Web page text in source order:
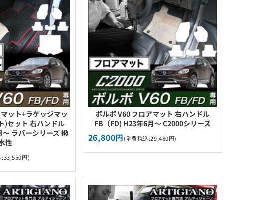
ット+ラゲッジマッ
)セット 右ハンドル
ラバーシリーズ 撥
性
:33,550円)
ボルボ V60 フロアマット 右ハンドル
FB（FD) H23年6月～ C2000シリーズ
26,800円(消費税込:29,480円)